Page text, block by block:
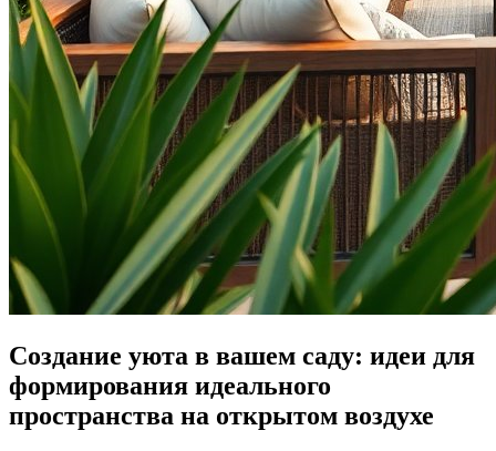
Создание уюта в вашем саду: идеи для
формирования идеального
пространства на открытом воздухе